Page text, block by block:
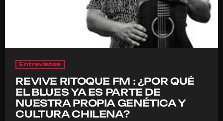
Entrevistas
REVIVE RITOQUE FM : ¿POR QUÉ
EL BLUES YA ES PARTE DE
NUESTRA PROPIA GENÉTICA Y
CULTURA CHILENA?